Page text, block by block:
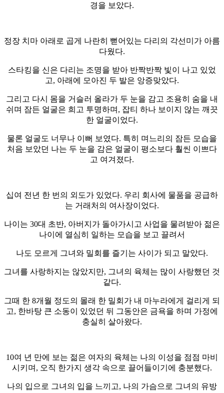
경을 보았다.
정장 치마 아래로 곱게 나란히 뻗어있는 다리의 각선미가 아름
다웠다.
스타킹을 신은 다리는 조명을 받아 반짝반짝 빛이 나고 있었
고, 아래에 모아진 두 발은 앙증맞았다.
그리고 다시 몸을 거슬러 올라가 두 눈을 감고 조용히 숨을 내
쉬며 잠든 얼굴은 희고 투명하며, 잡티 하나 보이지 않는 깨끗
한 얼굴이었다.
물론 얼굴도 너무나 이뻐 보였다. 특히 며느리의 잠든 모습을
처음 보았던 나는 두 눈을 감은 얼굴이 평소보다 훨씬 이쁘다
고 여겨졌다.
십여 전년 한 번의 외도가 있었다. 우리 회사에 물품을 공급하
는 거래처의 여사장이었다.
나이는 30대 초반, 아버지가 돌아가시고 사업을 물려받아 젊은
나이에 열심히 일하는 모습을 보고 끌려서
나도 모르게 그녀와 밀회를 즐기는 사이가 되고 말았다.
그녀를 사랑하지는 않았지만, 그녀의 육체는 많이 사랑했던 것
같다.
그때 한 8개월 정도의 몰래 한 밀회가 내 마누라에게 걸리게 되
고, 한바탕 큰 소동이 있었던 뒤 그동안은 금욕을 하며 가정에
충실히 살아왔다.
10여 년 만에 보는 젊은 여자의 육체는 나의 이성을 점점 마비
시키며, 오직 한가지 생각 속으로 끌어들이기에 충분했다.
나의 입으로 그녀의 입을 느끼고, 나의 가슴으로 그녀의 유방